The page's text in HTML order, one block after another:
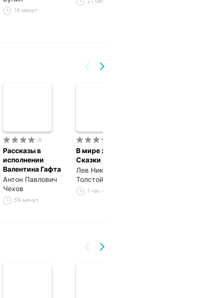
19 минут
Рассказы в
исполнении
Валентина Гафта
Антон Павлович
Чехов
59 минут
В мире животных.
Сказки
Лев Николаевич
Толстой
1 час 43 минуты